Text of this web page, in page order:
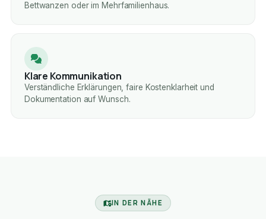
Bettwanzen oder im Mehrfamilienhaus.
Klare Kommunikation
Verständliche Erklärungen, faire Kostenklarheit und
Dokumentation auf Wunsch.
IN DER NÄHE